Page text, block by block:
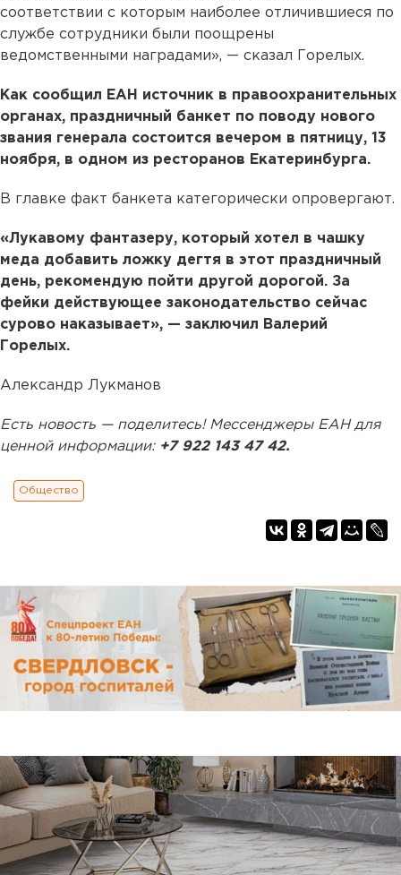
соответствии с которым наиболее отличившиеся по
службе сотрудники были поощрены
ведомственными наградами», — сказал Горелых.
Как сообщил ЕАН источник в правоохранительных
органах, праздничный банкет по поводу нового
звания генерала состоится вечером в пятницу, 13
ноября, в одном из ресторанов Екатеринбурга.
В главке факт банкета категорически опровергают.
«Лукавому фантазеру, который хотел в чашку
меда добавить ложку дегтя в этот праздничный
день, рекомендую пойти другой дорогой. За
фейки действующее законодательство сейчас
сурово наказывает», — заключил Валерий
Горелых.
Александр Лукманов
Есть новость — поделитесь! Мессенджеры ЕАН для
ценной информации: +7 922 143 47 42.
Общество